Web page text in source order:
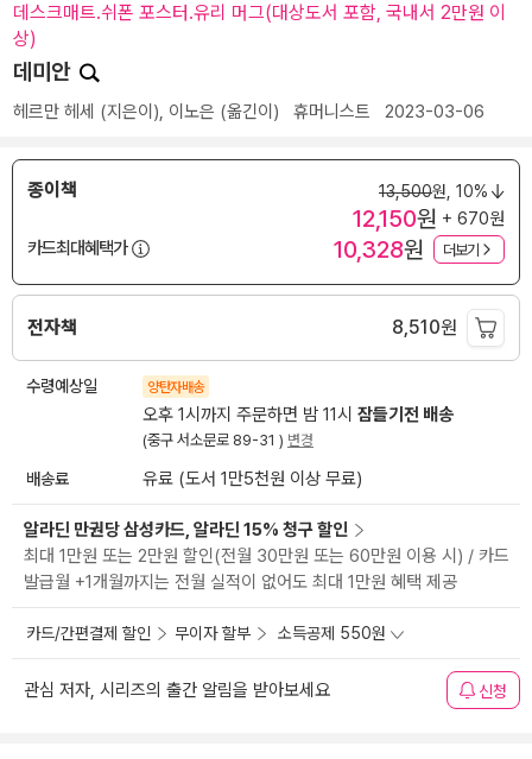
데스크매트.쉬폰 포스터.유리 머그(대상도서 포함, 국내서 2만원 이
상)
데미안
헤르만 헤세 (지은이), 이노은 (옮긴이) 휴머니스트 2023-03-06
종이책 13,500원, 10%
12,150원 + 670원
카드최대혜택가
10,328원 더보기
전자책 8,510원
수령예상일 양탄자배송
오후 1시까지 주문하면 밤 11시 잠들기전 배송
(중구 서소문로 89-31 ) 변경
배송료 유료 (도서 1만5천원 이상 무료)
알라딘 만권당 삼성카드, 알라딘 15% 청구 할인
최대 1만원 또는 2만원 할인(전월 30만원 또는 60만원 이용 시) / 카드
발급월 +1개월까지는 전월 실적이 없어도 최대 1만원 혜택 제공
카드/간편결제 할인 무이자 할부 소득공제 550원
관심 저자, 시리즈의 출간 알림을 받아보세요 신청